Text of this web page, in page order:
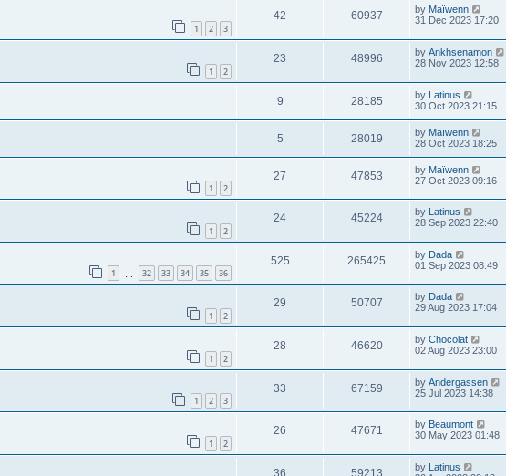
1 2 3
42 60937 by Maïwenn
31 Dec 2023 17:20
1 2
23 48996 by Ankhsenamon
28 Nov 2023 12:58
9 28185 by Latinus
30 Oct 2023 21:15
5 28019 by Maïwenn
28 Oct 2023 18:25
1 2
27 47853 by Maïwenn
27 Oct 2023 09:16
1 2
24 45224 by
Latinus
28 Sep 2023 22:40
1 32 33 34 35 36
525 265425 by Dada
01 Sep 2023 08:49
1 2
29 50707 by Dada
29 Aug 2023 17:04
1 2
28 46620 by Chocolat
02 Aug 2023 23:00
1 2 3
33 67159 by Andergassen
25 Jul 2023 14:38
1 2
26 47671 by Beaumont
30 May 2023 01:48
36 59213 by Latinus